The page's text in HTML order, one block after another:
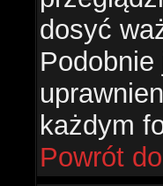
dosyć
każdym
Powrót